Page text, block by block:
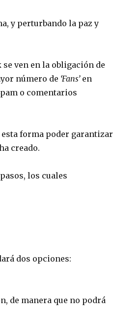
y perturbando la paz y
ven en la obligación de
número de ‘Fans’en
o comentarios
esta forma poder garantizar
creado.
los cuales
dos opciones:
de manera que no podrá